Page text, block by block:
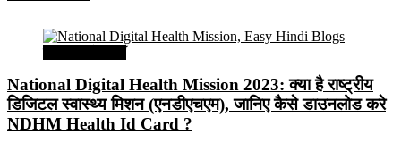
National Digital Health Mission 2023: क्या है राष्ट्रीय
डिजिटल स्वास्थ्य मिशन (एनडीएचएम), जानिए कैसे डाउनलोड करे
NDHM Health Id Card ?